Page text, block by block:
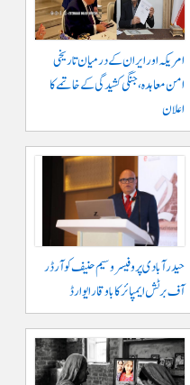
امریکہ اور ایران کے درمیان تاریخی
امن معاہدہ، جنگی کشیدگی کے خاتمے کا
اعلان
حیدر آبادی پر و فیسر وسیم حنیف کو آرڈر
آف برٹش ایمپائر کا باوقار ایوارڈ